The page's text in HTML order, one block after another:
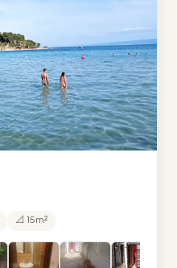
📐 15m²